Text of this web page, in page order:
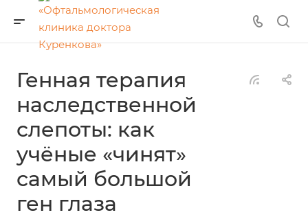
Генная терапия
наследственной
слепоты: как
учёные «чинят»
самый большой
ген глаза